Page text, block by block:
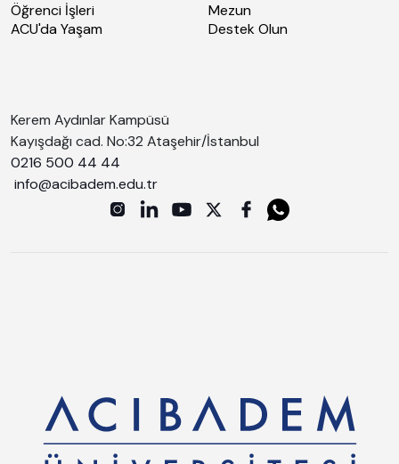
Öğrenci İşleri
ACU'da Yaşam
Mezun
Destek Olun
Kerem Aydınlar Kampüsü
Kayışdağı cad. No:32 Ataşehir/İstanbul
0216 500 44 44
info@acibadem.edu.tr